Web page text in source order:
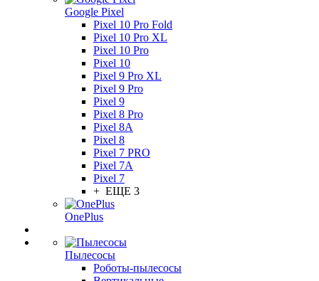
Google Pixel
Pixel 10 Pro Fold
Pixel 10 Pro XL
Pixel 10 Pro
Pixel 10
Pixel 9 Pro XL
Pixel 9 Pro
Pixel 9
Pixel 8 Pro
Pixel 8A
Pixel 8
Pixel 7 PRO
Pixel 7A
Pixel 7
+ ЕЩЕ 3
OnePlus
Пылесосы
Роботы-пылесосы